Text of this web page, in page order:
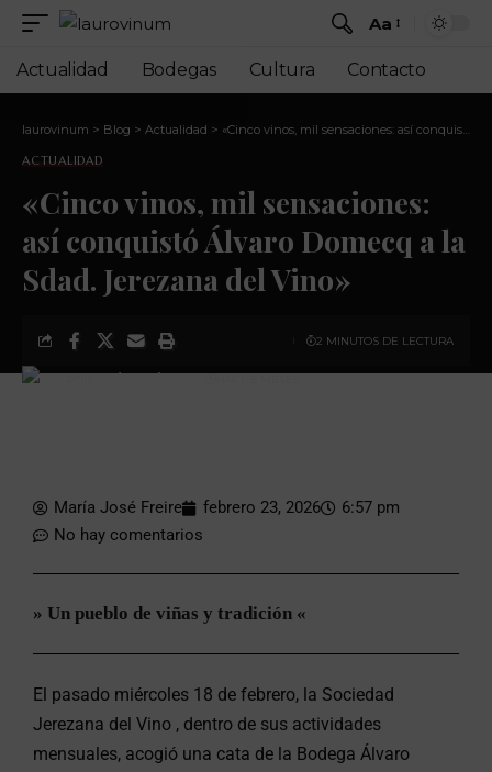
Aa
Actualidad Bodegas Cultura Contacto
laurovinum > Blog > Actualidad > «Cinco vinos, mil sensaciones: así conquistó Álvaro Domecq a la Sdad. Jerezana del Vino»
ACTUALIDAD
«Cinco vinos, mil sensaciones:
así conquistó Álvaro Domecq a la
Sdad. Jerezana del Vino»
2 MINUTOS DE LECTURA
María José Freire febrero 23, 2026
6:57 pm
No hay comentarios
» Un pueblo de viñas y tradición «
El pasado miércoles 18 de febrero, la Sociedad
Jerezana del Vino , dentro de sus actividades
mensuales, acogió una cata de la Bodega Álvaro